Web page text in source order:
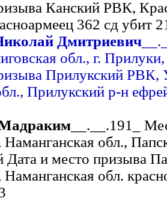
Канский РВК,
362 сд убит
Дмитриевич
обл., г.
Прилукский РВК,
Прилукский р-н
__.__.191_
обл.,
Дата и место призыва
обл.